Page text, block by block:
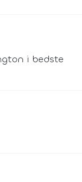
i bedste